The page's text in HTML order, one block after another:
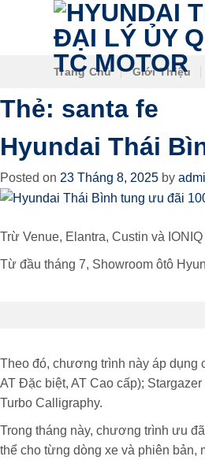
Trang Chủ Giới Thiệu
Thẻ: santa fe
Hyundai Thái
Posted on 23 Tháng 8, 2025 by
Trừ Venue, Elantra, Custin và
Từ đầu tháng 7, Showroom ôtô
Theo đó, chương trình này áp dụng
AT Đặc biệt, AT Cao cấp);
Turbo Calligraphy.
Trong tháng này, chương trình ưu
thể cho từng dòng xe và phiên bản,